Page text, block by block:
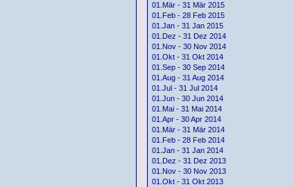
01.Mär - 31 Mär 2015
01.Feb - 28 Feb 2015
01.Jan - 31 Jan 2015
01.Dez - 31 Dez 2014
01.Nov - 30 Nov 2014
01.Okt - 31 Okt 2014
01.Sep - 30 Sep 2014
01.Aug - 31 Aug 2014
01.Jul - 31 Jul 2014
01.Jun - 30 Jun 2014
01.Mai - 31 Mai 2014
01.Apr - 30 Apr 2014
01.Mär - 31 Mär 2014
01.Feb - 28 Feb 2014
01.Jan - 31 Jan 2014
01.Dez - 31 Dez 2013
01.Nov - 30 Nov 2013
01.Okt - 31 Okt 2013